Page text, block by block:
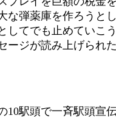
弾薬庫を作ろうと
てでも止めていこう
ジが読み上げられた
駅頭で一斉駅頭宣